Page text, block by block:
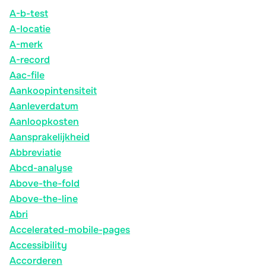
A-b-test
A-locatie
A-merk
A-record
Aac-file
Aankoopintensiteit
Aanleverdatum
Aanloopkosten
Aansprakelijkheid
Abbreviatie
Abcd-analyse
Above-the-fold
Above-the-line
Abri
Accelerated-mobile-pages
Accessibility
Accorderen